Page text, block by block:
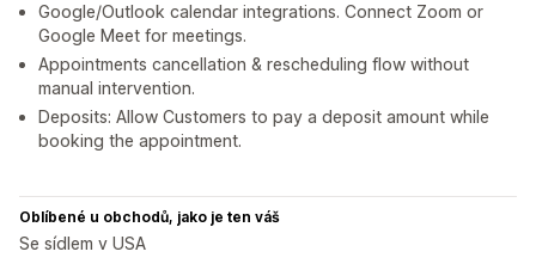
Google/Outlook calendar integrations. Connect Zoom or
Google Meet for meetings.
Appointments cancellation & rescheduling flow without
manual intervention.
Deposits: Allow Customers to pay a deposit amount while
booking the appointment.
Oblíbené u obchodů, jako je ten váš
Se sídlem v USA